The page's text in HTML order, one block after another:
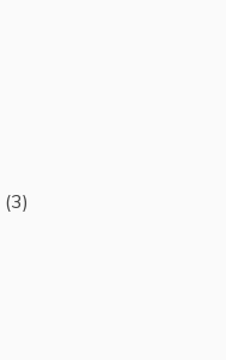
(3)